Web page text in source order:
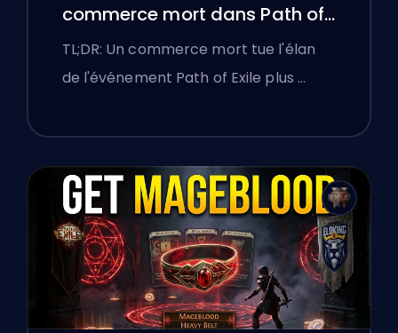
commerce mort dans Path of
Exile
TL;DR: Un commerce mort tue l'élan
de l'événement Path of Exile plus …